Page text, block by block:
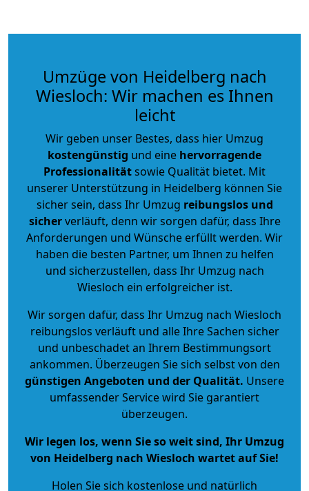
Umzüge von Heidelberg nach
Wiesloch: Wir machen es Ihnen
leicht
Wir geben unser Bestes, dass hier Umzug
kostengünstig und eine hervorragende
Professionalitätsowie Qualität bietet. Mit
unserer Unterstützung in Heidelberg können Sie
sicher sein, dass Ihr Umzug reibungslos und
sicherverläuft, denn wir sorgen dafür, dass Ihre
Anforderungen und Wünsche erfüllt werden. Wir
haben die besten Partner, um Ihnen zu helfen
und sicherzustellen, dass Ihr Umzug nach
Wiesloch ein erfolgreicher ist.
Wir sorgen dafür, dass Ihr Umzug nach Wiesloch
reibungslos verläuft und alle Ihre Sachen sicher
und unbeschadet an Ihrem Bestimmungsort
ankommen. Überzeugen Sie sich selbst von den
günstigen Angeboten und der Qualität. Unsere
umfassender Service wird Sie garantiert
überzeugen.
Wir legen los, wenn Sie so weit sind, Ihr Umzug
von Heidelberg nach Wiesloch wartet auf Sie!
Holen Sie sich kostenlose und natürlich